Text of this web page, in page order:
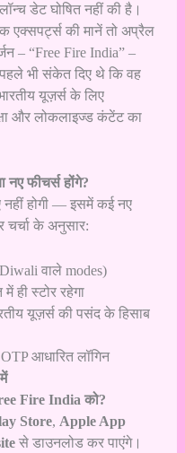
डेट घोषित नहीं की है।
एक्सपर्ट्स की मानें तो अप्रैल
– “Free Fire India” –
भी संकेत दिए थे कि वह
यूज़र्स के लिए
और लोकलाइज्ड कंटेंट का
नए फीचर्स होंगे?
नहीं होगी — इसमें कई नए
चर्चा के अनुसार:
वाले modes)
ही स्टोर रहेगा
यूज़र्स की पसंद के हिसाब
आधारित लॉगिन
Fire India को?
Store, Apple App
से डाउनलोड कर पाएंगे।